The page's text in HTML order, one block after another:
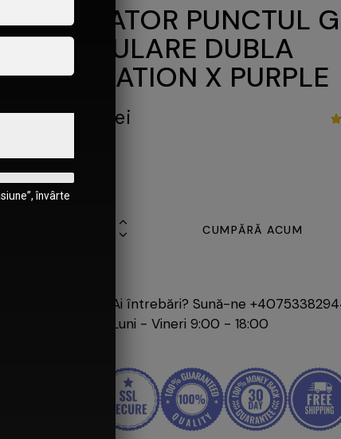
VIBRATOR PUNCTUL G
STIMULARE DUBLA
SENZATION X PURPLE
189,95 lei
În stoc
CUMPĂRĂ ACUM
Ai întrebări? Sună-ne
Luni - Vineri 9:00 - 18:00
învârte